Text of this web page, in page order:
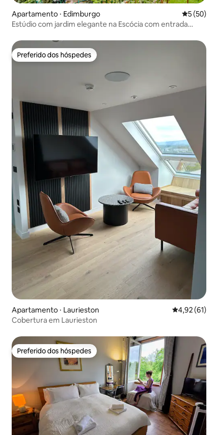
Apartamento ⋅ Edimburgo 5 de uma
5 (50)
Estúdio com jardim elegante na Escócia com entrada
Preferido dos hóspedes
Preferido dos hóspedes
Apartamento ⋅ Laurieston 4,92 de uma
4,92 (61)
Cobertura em Laurieston
Preferido dos hóspedes
Preferido dos hóspedes